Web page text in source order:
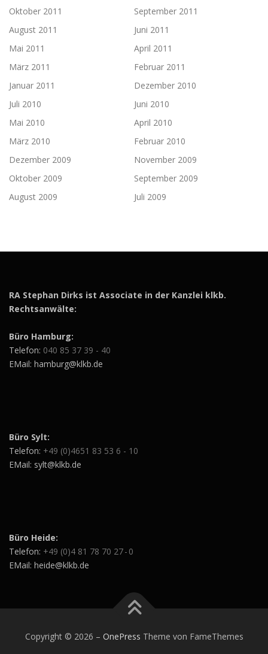
Oktober 2011
September 2011
August 2011
Juni 2011
Mai 2011
April 2011
März 2011
Februar 2011
Januar 2011
Dezember 2010
Juli 2010
Juni 2010
Mai 2010
April 2010
März 2010
Februar 2010
Dezember 2009
November 2009
Oktober 2009
September 2009
August 2009
Juli 2009
RA Stephan Dirks ist Associate in der Kanzlei klkb.
Rechtsanwälte:
Büro Hamburg:
Telefon: 040 85 37 39 - 40
EMail: hamburg@klkb.de
Büro Sylt:
Telefon: +49 (0)4651 83 53 6 - 10
EMail: sylt@klkb.de
Büro Heide:
Telefon: +49 (0)4 81 78 70 27 - 0
EMail: heide@klkb.de
Copyright © 2026 – OnePress Theme von FameThemes